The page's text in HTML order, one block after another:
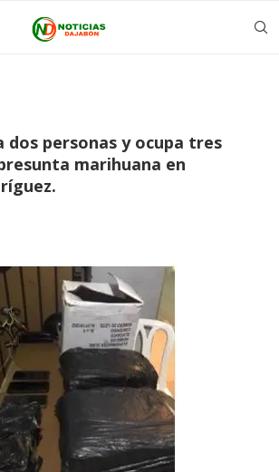
dos personas y ocupa tres
marihuana en